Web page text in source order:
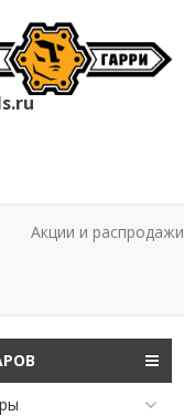
Акции и распродажи